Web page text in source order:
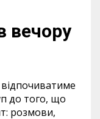
вечору
до того, що
розмови,